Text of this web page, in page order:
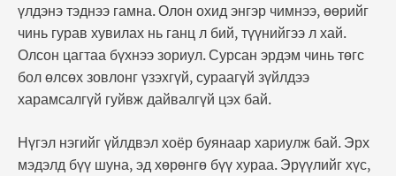
үлдэнэ тэднээ гамна. Олон охид энгэр чимнээ, өөрийг
чинь гурав хувилах нь ганц л бий, түүнийгээ л хай.
Олсон цагтаа бүхнээ зориул. Сурсан эрдэм чинь төгс
бол өлсөх зовлонг үзэхгүй, сураагүй зүйлдээ
харамсалгүй гуйвж дайвалгүй цэх бай.
Нүгэл нэгийг үйлдвэл хоёр буянаар хариулж бай. Эрх
мэдэлд бүү шуна, эд хөрөнгө бүү хураа. Эрүүлийг хүс,